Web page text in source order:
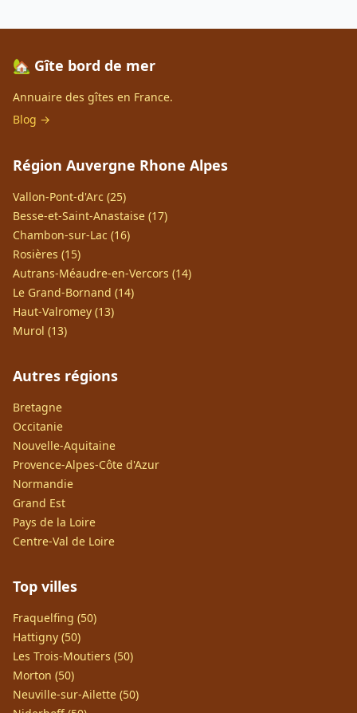
🏡 Gîte bord de mer
Annuaire des gîtes en France.
Blog →
Région Auvergne Rhone Alpes
Vallon-Pont-d'Arc (25)
Besse-et-Saint-Anastaise (17)
Chambon-sur-Lac (16)
Rosières (15)
Autrans-Méaudre-en-Vercors (14)
Le Grand-Bornand (14)
Haut-Valromey (13)
Murol (13)
Autres régions
Bretagne
Occitanie
Nouvelle-Aquitaine
Provence-Alpes-Côte d'Azur
Normandie
Grand Est
Pays de la Loire
Centre-Val de Loire
Top villes
Fraquelfing (50)
Hattigny (50)
Les Trois-Moutiers (50)
Morton (50)
Neuville-sur-Ailette (50)